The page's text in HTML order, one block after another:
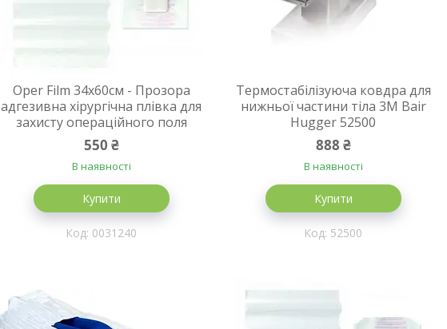
Oper Film 34х60см - Прозора
адгезивна хірургічна плівка для
захисту операційного поля
550 ₴
В наявності
Купити
0031240
Термостабілізуюча ковдра для
нижньої частини тіла 3M Bair
Hugger 52500
888 ₴
В наявності
Купити
52500